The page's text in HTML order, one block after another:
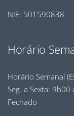
NIF: 501590838
Horário
Horário Semanal
Seg. a Sexta:
Fechado